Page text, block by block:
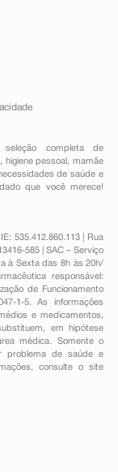
completa de
, higiene pessoal ,mamãe
de saúde e
que você merece!
535.412.860.113 | Rua
585 | SAC – Serviço
à Sexta das 8h às 20h/
responsável:
de Funcionamento
1-5. As informações
e medicamentos,
em hipótese
médica. Somente o
problema de saúde e
consulte o site